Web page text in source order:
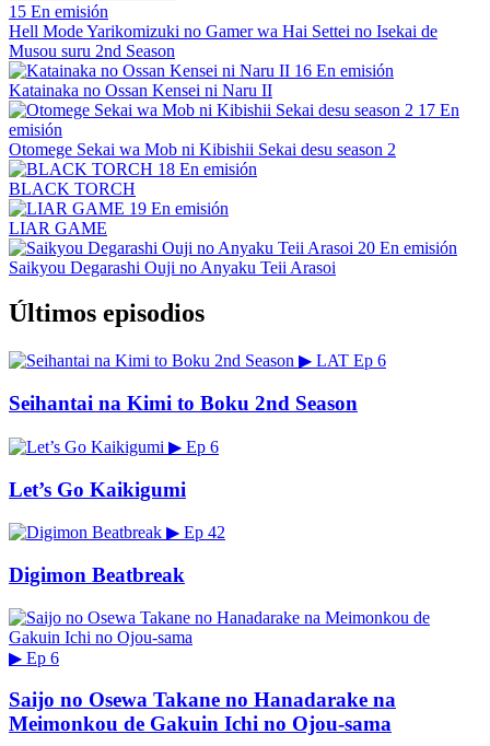
15 En emisión
Hell Mode Yarikomizuki no Gamer wa Hai Settei no Isekai de
Musou suru 2nd Season
16 En emisión
Katainaka no Ossan Kensei ni Naru II
17 En
emisión
Otomege Sekai wa Mob ni Kibishii Sekai desu season 2
18 En emisión
BLACK TORCH
19 En emisión
LIAR GAME
20 En emisión
Saikyou Degarashi Ouji no Anyaku Teii Arasoi
Últimos episodios
▶ LAT Ep 6
Seihantai na Kimi to Boku 2nd Season
▶ Ep 6
Let’s Go Kaikigumi
▶ Ep 42
Digimon Beatbreak
▶ Ep 6
Saijo no Osewa Takane no Hanadarake na
Meimonkou de Gakuin Ichi no Ojou-sama